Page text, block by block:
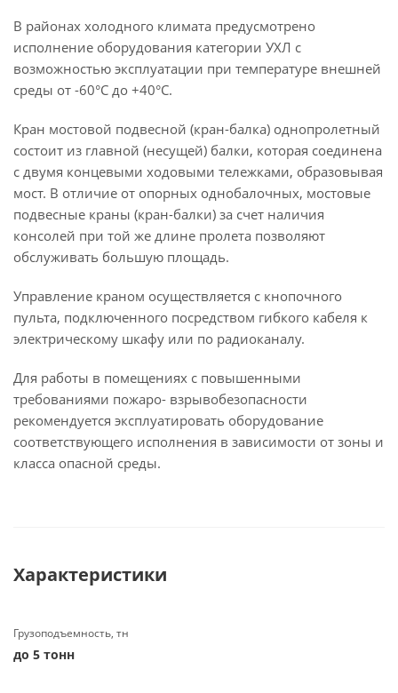
В районах холодного климата предусмотрено
исполнение оборудования категории УХЛ с
возможностью эксплуатации при температуре внешней
среды от -60°С до +40°С.
Кран мостовой подвесной (кран-балка) однопролетный
состоит из главной (несущей) балки, которая соединена
с двумя концевыми ходовыми тележками, образовывая
мост. В отличие от опорных однобалочных, мостовые
подвесные краны (кран-балки) за счет наличия
консолей при той же длине пролета позволяют
обслуживать большую площадь.
Управление краном осуществляется с кнопочного
пульта, подключенного посредством гибкого кабеля к
электрическому шкафу или по радиоканалу.
Для работы в помещениях с повышенными
требованиями пожаро- взрывобезопасности
рекомендуется эксплуатировать оборудование
соответствующего исполнения в зависимости от зоны и
класса опасной среды.
Характеристики
Грузоподъемность, тн
до 5 тонн